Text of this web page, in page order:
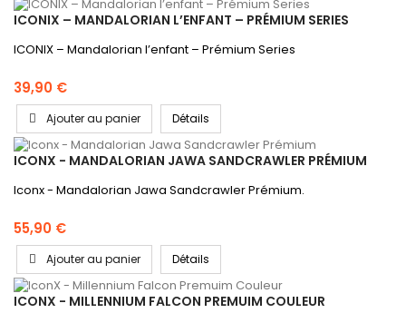
ICONIX – MANDALORIAN L’ENFANT – PRÉMIUM SERIES
ICONIX – Mandalorian l’enfant – Prémium Series
39,90 €
Ajouter au panier Détails
ICONX - MANDALORIAN JAWA SANDCRAWLER PRÉMIUM
Iconx - Mandalorian Jawa Sandcrawler Prémium.
55,90 €
Ajouter au panier Détails
ICONX - MILLENNIUM FALCON PREMUIM COULEUR